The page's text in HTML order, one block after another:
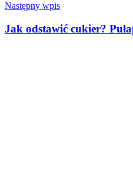
Następny wpis
Jak odstawić cukier?